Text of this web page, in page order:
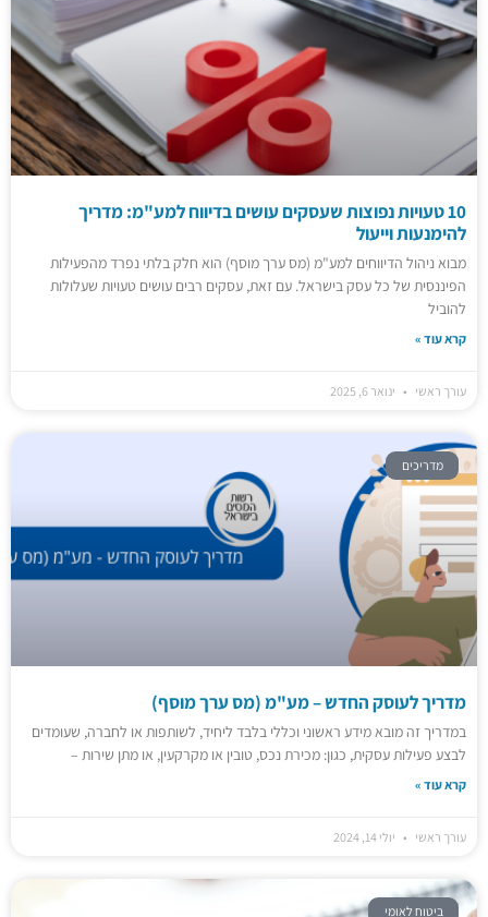
10 טעויות נפוצות שעסקים עושים בדיווח למע"מ: מדריך
להימנעות וייעול
מבוא ניהול הדיווחים למע"מ (מס ערך מוסף) הוא חלק בלתי נפרד מהפעילות
הפיננסית של כל עסק בישראל. עם זאת, עסקים רבים עושים טעויות שעלולות
להוביל
קרא עוד »
עורך ראשי ינואר 6, 2025
מדריכים
מדריך לעוסק החדש – מע"מ (מס ערך מוסף)
במדריך זה מובא מידע ראשוני וכללי בלבד ליחיד, לשותפות או לחברה, שעומדים
לבצע פעילות עסקית, כגון: מכירת נכס, טובין או מקרקעין, או מתן שירות –
קרא עוד »
עורך ראשי יולי 14, 2024
ביטוח לאומי